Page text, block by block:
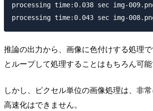
processing time:0.038 sec img-
推論の出力から、画像に色付けする処理
とループして処理することはもちろん可能
しかし、ピクセル単位の画像処理は、非
高速化はできません。